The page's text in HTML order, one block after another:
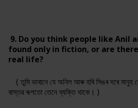
9. Do you think people like Anil
found only in fiction, or are
real life?
( তুমি ভাবানে যে অনিল আৰু হৰি সিঙৰ দৰে মানুহ
বাস্তৱ ৰূপতো তেনে ব্যক্তি থাকে। )